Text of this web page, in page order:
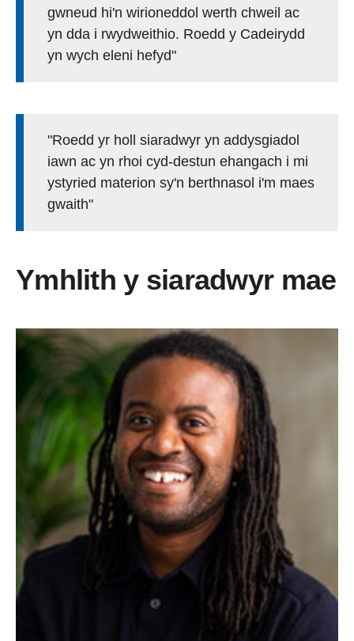
gwneud hi'n wirioneddol werth chweil ac
yn dda i rwydweithio. Roedd y Cadeirydd
yn wych eleni hefyd"
"Roedd yr holl siaradwyr yn addysgiadol
iawn ac yn rhoi cyd-destun ehangach i mi
ystyried materion sy'n berthnasol i'm maes
gwaith"
Ymhlith y siaradwyr mae